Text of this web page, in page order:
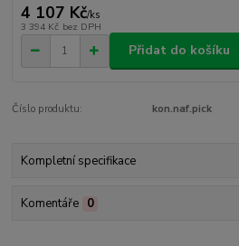
4 107 Kč/ks
3 394 Kč bez DPH
Přidat do košíku
Číslo produktu: kon.naf.pick
Kompletní specifikace
Komentáře 0